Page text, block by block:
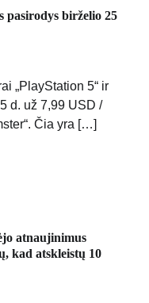
pasirodys birželio 25
„PlayStation 5“ ir
d. už 7,99 USD /
Čia yra […]
atnaujinimus
kad atskleistų 10